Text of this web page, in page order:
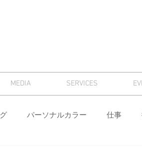
MEDIA SERVICES
パーソナルカラー 仕事